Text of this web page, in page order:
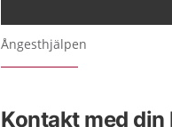
Ångesthjälpen
Kontakt med din